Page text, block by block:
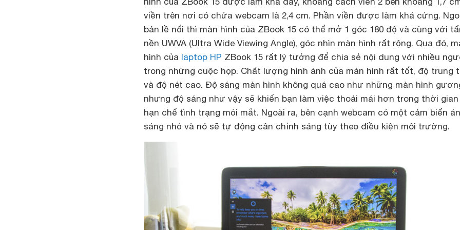
viền trên nơi có chứa webcam là 2,4 cm. Phần viền được làm khá cứng.
bản lề nổi thì màn hình của ZBook 15 có thể mở 1 góc 180 độ và cùng với
nền UWVA (Ultra Wide Viewing Angle), góc nhìn màn hình rất rộng. Qua đó,
hình của laptop HP ZBook 15 rất lý tưởng để chia sẻ nội dung với nhiều
trong những cuộc họp. Chất lượng hình ảnh của màn hình rất tốt, độ trung
và độ nét cao. Độ sáng màn hình không quá cao như những màn hình
nhưng độ sáng như vậy sẽ khiến bạn làm việc thoải mái hơn trong thời gian
hạn chế tình trạng mỏi mắt. Ngoài ra, bên cạnh webcam có một cảm biến
sáng nhỏ và nó sẽ tự động cân chỉnh sáng tùy theo điều kiện môi trường.